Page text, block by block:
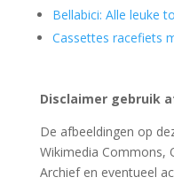
Bellabici: Alle leuke
Cassettes racefiets
Disclaimer gebruik
De afbeeldingen op
Wikimedia Commons,
Archief en eventueel